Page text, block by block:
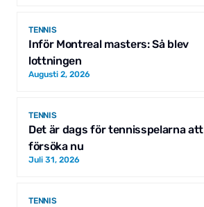
TENNIS
Inför Montreal masters: Så blev
lottningen
Augusti 2, 2026
TENNIS
Det är dags för tennisspelarna att
försöka nu
Juli 31, 2026
TENNIS